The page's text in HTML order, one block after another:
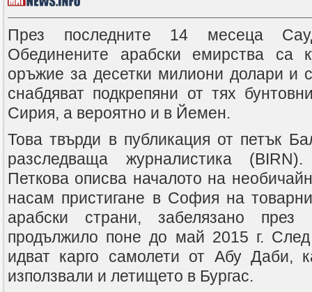
През последните 14 месеца
Обединените арабски емирства са
оръжие за десетки милиони долари и
снабдяват подкрепяни от тях
Сирия, а вероятно и в Йемен.
Това твърди в публикация от петък
разследваща журналистика
Петкова описва началото на
насам пристигане в София на
арабски страни, забелязано
продължило поне до май 2015 г.
идват карго самолети от Абу Даби,
използвали и летището в Бургас.